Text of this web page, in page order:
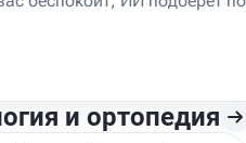
и ортопедия